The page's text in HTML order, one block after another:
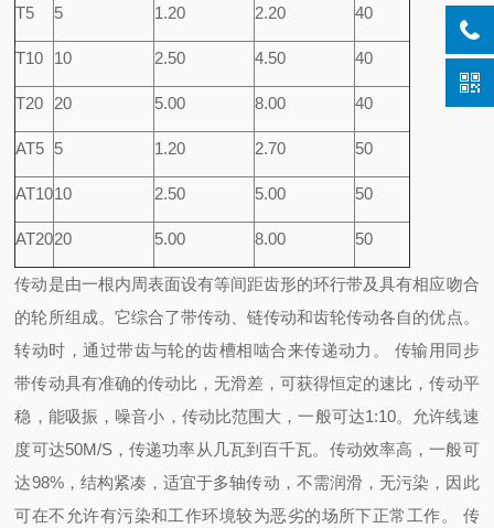
T5 5 1.20 2.20 40
T10 10 2.50 4.50 40
T20 20 5.00 8.00 40
AT5 5 1.20 2.70 50
AT1010 2.50 5.00 50
AT2020 5.00 8.00 50
传动是由一根内周表面设有等间距齿形的环行带及具有相应吻合
的轮所组成。它综合了带传动、链传动和齿轮传动各自的优点。
转动时，通过带齿与轮的齿槽相啮合来传递动力。 传输用同步
带传动具有准确的传动比，无滑差，可获得恒定的速比，传动平
稳，能吸振，噪音小，传动比范围大，一般可达1:10。允许线速
度可达50M/S，传递功率从几瓦到百千瓦。传动效率高，一般可
达98%，结构紧凑，适宜于多轴传动，不需润滑，无污染，因此
可在不允许有污染和工作环境较为恶劣的场所下正常工作。 传